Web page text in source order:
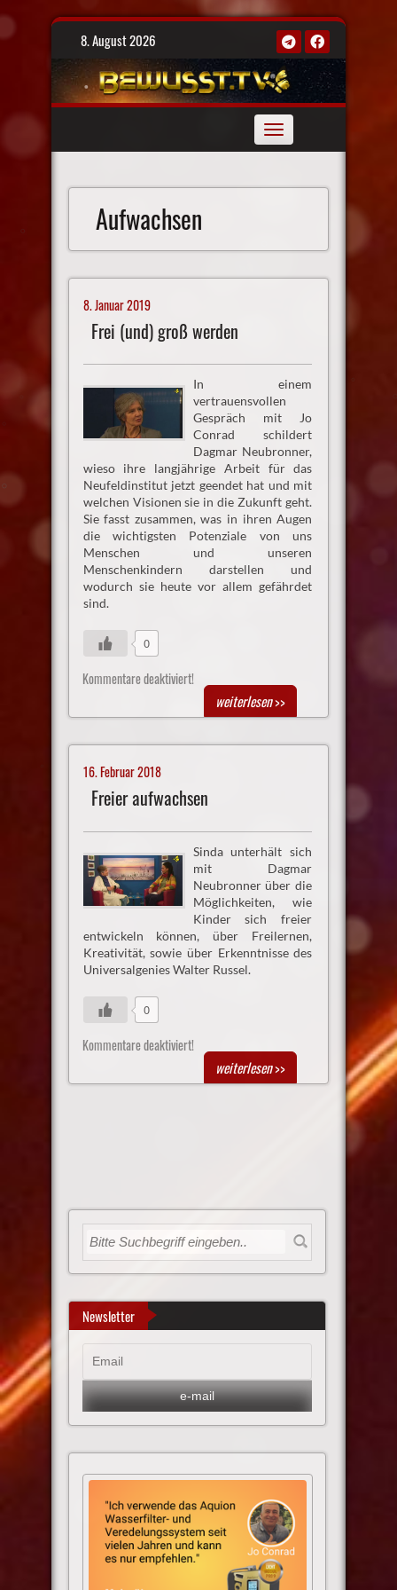
Skip
8. August 2026
Toggle
navigation
Aufwachsen
8. Januar 2019
Frei (und) groß werden
In einem
vertrauensvollen
Gespräch mit Jo
Conrad schildert
Dagmar Neubronner,
wieso ihre langjährige Arbeit für das
Neufeldinstitut jetzt geendet hat und mit
welchen Visionen sie in die Zukunft geht.
Sie fasst zusammen, was in ihren Augen
die wichtigsten Potenziale von uns
Menschen und unseren
Menschenkindern darstellen und
wodurch sie heute vor allem gefährdet
sind.
0
Kommentare deaktiviert!
weiterlesen>>
16. Februar 2018
Freier aufwachsen
Sinda unterhält sich
mit Dagmar
Neubronner über die
Möglichkeiten, wie
Kinder sich freier
entwickeln können, über Freilernen,
Kreativität, sowie über Erkenntnisse des
Universalgenies Walter Russel.
0
Kommentare deaktiviert!
weiterlesen>>
Newsletter